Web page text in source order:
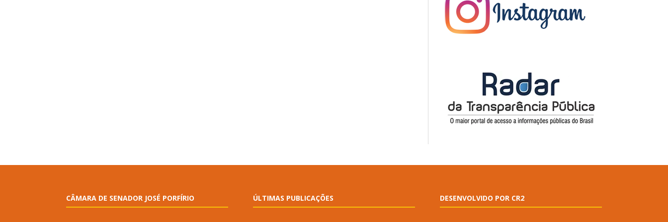
CÂMARA DE SENADOR JOSÉ PORFÍRIO ÚLTIMAS PUBLICAÇÕES DESENVOLVIDO POR CR2